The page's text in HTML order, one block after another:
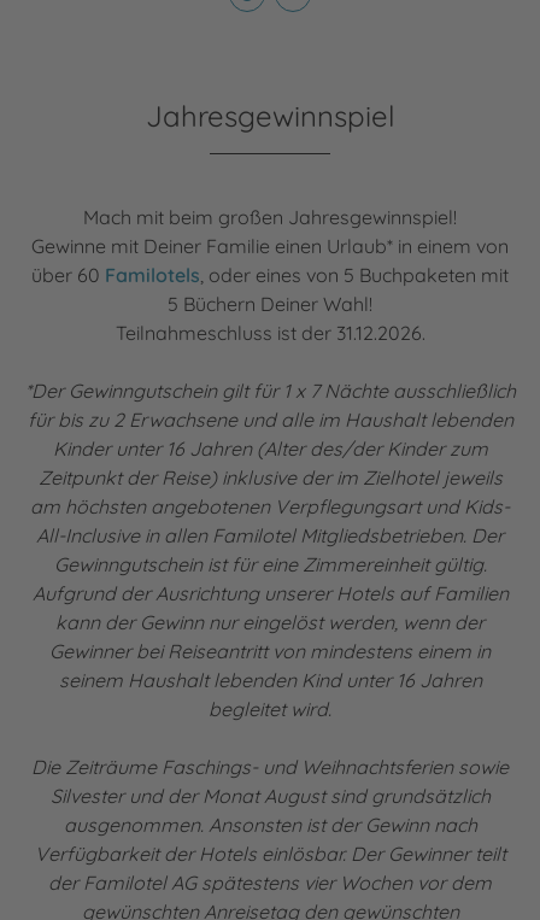
Jahresgewinnspiel
Mach mit beim großen Jahresgewinnspiel!
Gewinne mit Deiner Familie einen Urlaub* in einem von
über 60 Familotels, oder eines von 5 Buchpaketen mit
5 Büchern Deiner Wahl!
Teilnahmeschluss ist der 31.12.2026.
*Der Gewinngutschein gilt für 1 x 7 Nächte ausschließlich
für bis zu 2 Erwachsene und alle im Haushalt lebenden
Kinder unter 16 Jahren (Alter des/der Kinder zum
Zeitpunkt der Reise) inklusive der im Zielhotel jeweils
am höchsten angebotenen Verpflegungsart und Kids-
All-Inclusive in allen Familotel Mitgliedsbetrieben. Der
Gewinngutschein ist für eine Zimmereinheit gültig.
Aufgrund der Ausrichtung unserer Hotels auf Familien
kann der Gewinn nur eingelöst werden, wenn der
Gewinner bei Reiseantritt von mindestens einem in
seinem Haushalt lebenden Kind unter 16 Jahren
begleitet wird.
Die Zeiträume Faschings- und Weihnachtsferien sowie
Silvester und der Monat August sind grundsätzlich
ausgenommen. Ansonsten ist der Gewinn nach
Verfügbarkeit der Hotels einlösbar. Der Gewinner teilt
der Familotel AG spätestens vier Wochen vor dem
gewünschten Anreisetag den gewünschten